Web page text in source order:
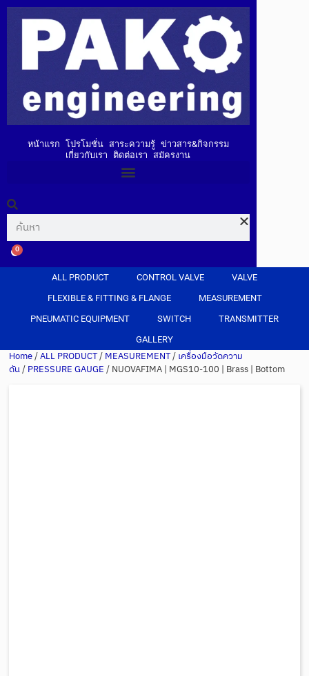
หน้าแรก โปรโมชั่น สาระความรู้ ข่าวสาร&กิจกรรม
เกี่ยวกับเรา
ติดต่อเรา สมัครงาน
0
ALL PRODUCT CONTROL VALVE
VALVE
FLEXIBLE & FITTING & FLANGE
MEASUREMENT
PNEUMATIC EQUIPMENT
SWITCH
TRANSMITTER
GALLERY
Home/ALL PRODUCT/MEASUREMENT/เครื่องมือวัดความ
ดัน/PRESSURE GAUGE/ NUOVAFIMA | MGS10-100 | Brass | Bottom